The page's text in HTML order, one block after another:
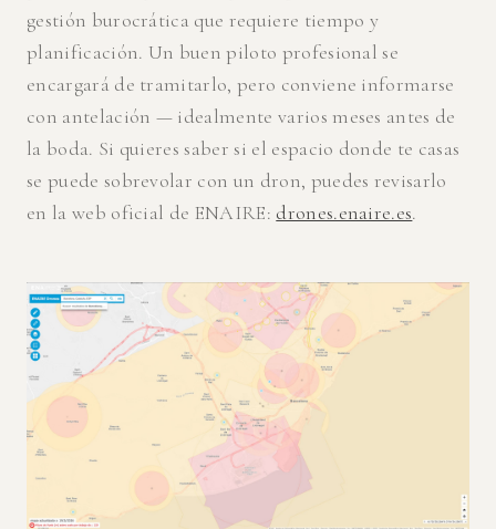
gestión burocrática que requiere tiempo y
planificación. Un buen piloto profesional se
encargará de tramitarlo, pero conviene informarse
con antelación — idealmente varios meses antes de
la boda. Si quieres saber si el espacio donde te casas
se puede sobrevolar con un dron, puedes revisarlo
en la web oficial de ENAIRE: drones.enaire.es.